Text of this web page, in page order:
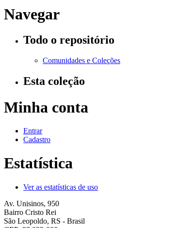
Navegar
Todo o repositório
Comunidades e Coleções
Esta coleção
Minha conta
Entrar
Cadastro
Estatística
Ver as estatísticas de uso
Av. Unisinos, 950
Bairro Cristo Rei
São Leopoldo, RS - Brasil